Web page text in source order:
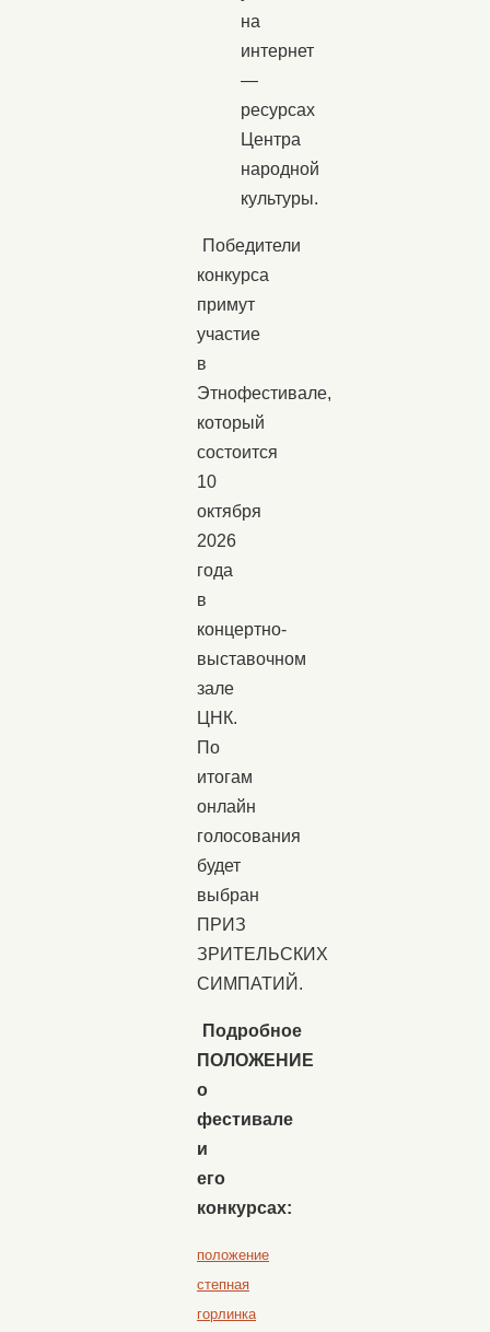
на
интернет
—
ресурсах
Центра
народной
культуры.
Победители
конкурса
примут
участие
в
Этнофестивале,
который
состоится
10
октября
2026
года
в
концертно-
выставочном
зале
ЦНК.
По
итогам
онлайн
голосования
будет
выбран
ПРИЗ
ЗРИТЕЛЬСКИХ
СИМПАТИЙ.
Подробное
ПОЛОЖЕНИЕ
о
фестивале
и
его
конкурсах:
положение
степная
горлинка